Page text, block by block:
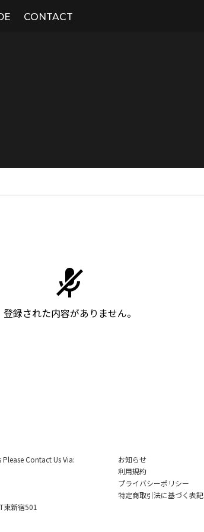
CONTACT
登録された内容がありません。
Contact Us Via:
東新宿501
お知らせ
利用規約
プライバシーポリシー
特定商取引法に基づく表記